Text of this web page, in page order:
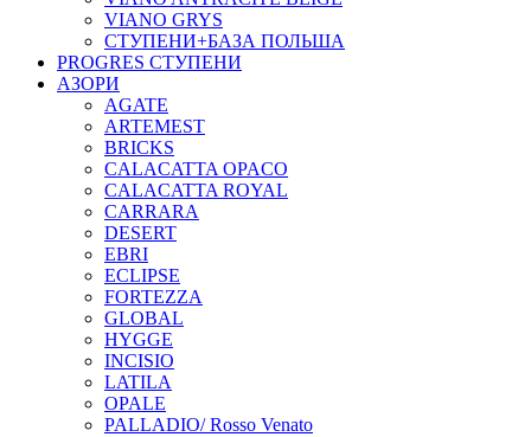
VIANO GRYS
СТУПЕНИ+БАЗА ПОЛЬША
PROGRES СТУПЕНИ
АЗОРИ
AGATE
ARTEMEST
BRICKS
CALACATTA OPACO
CALACATTA ROYAL
CARRARA
DESERT
EBRI
ECLIPSE
FORTEZZA
GLOBAL
HYGGE
INCISIO
LATILA
OPALE
PALLADIO/ Rosso Venato